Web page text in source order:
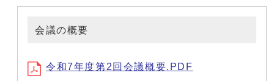
会議の概要
令和7年度第2回会議概要.PDF